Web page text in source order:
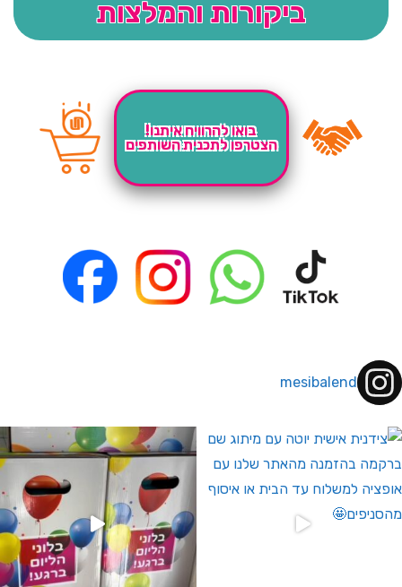
ביקורות והמלצות
בואו להרוויח איתנו!
הצטרפו לתכנית השותפים
mesibalend
לחברי מועדון ומצטרפים חדשים🤍